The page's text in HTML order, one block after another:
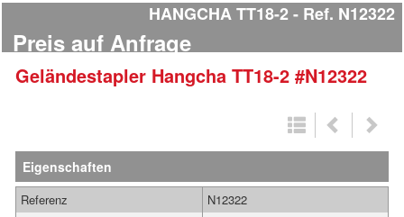
HANGCHA TT18-2 Ref. N12322
Preis auf Anfrage
Geländestapler Hangcha TT18-2 #N12322
Eigenschaften
Referenz
N12322